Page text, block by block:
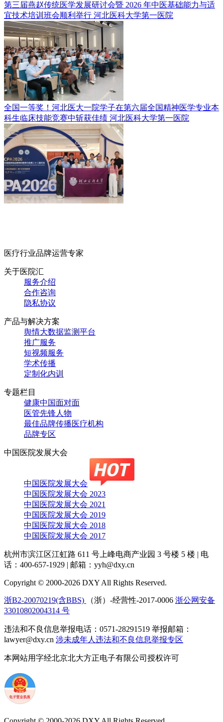
第三届燕赵传统医学发展研讨会暨 2026 年中医基础能力与适
宜技术培训班会顺利举行 河北医科大学第一医院
全国一等奖！河北医大一院学子在第六届全国精神医学专业本
科生临床技能竞赛中斩获佳绩 河北医科大学第一医院
医疗行业品牌运营专家
关于医院汇
服务介绍
合作咨询
隐私协议
产品与解决方案
舆情大数据监测平台
推广服务
短视频服务
学术传播
定制化内训
专题栏目
健康中国面对面
医管先锋人物
最佳品牌传播医疗机构
品牌专区
中国医院发展大会
中国医院发展大会
中国医院发展大会 2023
中国医院发展大会 2021
中国医院发展大会 2019
中国医院发展大会 2018
中国医院发展大会 2017
杭州市滨江区江虹路 611 号上峰电商产业园 3 号楼 5 楼 | 电
话：400-657-1929 | 邮箱：yyh@dxy.cn
Copyright © 2000-2026 DXY All Rights Reserved.
浙B2-20070219(含BBS) （浙）-经营性-2017-0006 浙公网安备
33010802004314 号
违法和不良信息举报电话：0571-28291519 举报邮箱：
lawyer@dxy.cn 涉未成年人违法和不良信息举报专区
本网站用字经北京北大方正电子有限公司授权许可